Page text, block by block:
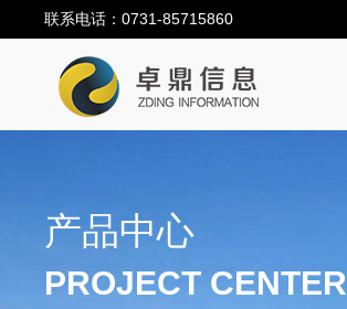
联系电话：0731-85715860
产品中心
PROJECT CENTER